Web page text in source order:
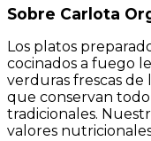
Sobre Carlota
Los platos
cocinados a fuego
verduras frescas de
que conservan todo
tradicionales.
valores